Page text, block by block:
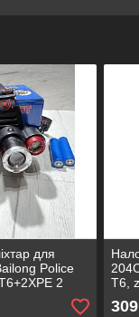
для
Police
2
ЗП 220В/
Т6,
309